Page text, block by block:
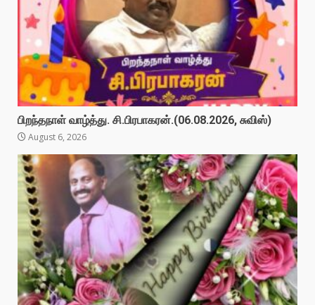
பிறந்தநாள் வாழ்த்து. சி.பிரபாகரன்.(06.08.2026, சுவிஸ்)
August 6, 2026